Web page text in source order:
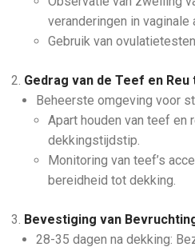
veranderingen in vaginale
Gebruik van
Gedrag van de Teef en
Beheerste omgeving voor
Apart houden van teef en
dekkingstijdstip.
Monitoring van teef’s
bereidheid tot dekking.
Bevestiging van
28-35 dagen na dekking: